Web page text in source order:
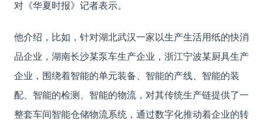
对《华夏时报》记者表示。
他介绍，比如，针对湖北武汉一家以生产生活用纸的快消
品企业，湖南长沙某泵车生产企业，浙江宁波某厨具生产
企业，围绕着智能的单元装备、智能的产线、智能的装
配、智能的检测、智能的物流，对其传统生产链提供了一
整套车间智能仓储物流系统，通过数字化推动着企业的转